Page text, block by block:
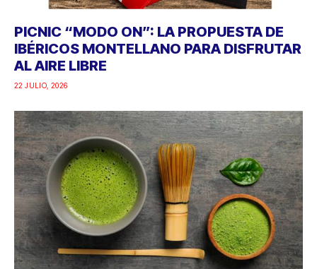
PICNIC “MODO ON”: LA PROPUESTA DE
IBÉRICOS MONTELLANO PARA DISFRUTAR
AL AIRE LIBRE
22 JULIO, 2026